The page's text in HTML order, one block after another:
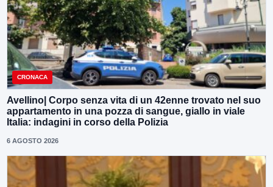
CRONACA
Avellino| Corpo senza vita di un 42enne trovato nel suo
appartamento in una pozza di sangue, giallo in viale
Italia: indagini in corso della Polizia
6 AGOSTO 2026